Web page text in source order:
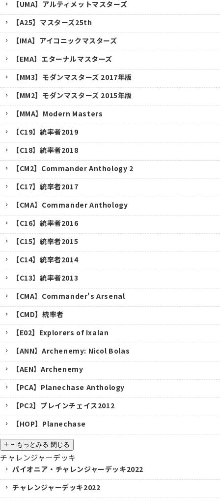
キャンセル
【UMA】アルティメットマスターズ
【A25】マスターズ25th
【IMA】アイコニックマスターズ
【EMA】エターナルマスターズ
【MM3】モダンマスターズ 2017年版
【MM2】モダンマスターズ 2015年版
【MMA】Modern Masters
【C19】統率者2019
【C18】統率者2018
【CM2】Commander Anthology 2
【C17】統率者2017
【CMA】Commander Anthology
【C16】統率者2016
【C15】統率者2015
【C14】統率者2014
【C13】統率者2013
【CMA】Commander's Arsenal
【CMD】統率者
【E02】Explorers of Ixalan
【ANN】Archenemy: Nicol Bolas
【AEN】Archenemy
【PCA】Planechase Anthology
【PC2】プレインチェイス2012
【HOP】Planechase
− もっとみる 閉じる
チャレンジャーデッキ
パイオニア・チャレンジャーデッキ2022
チャレンジャーデッキ2022